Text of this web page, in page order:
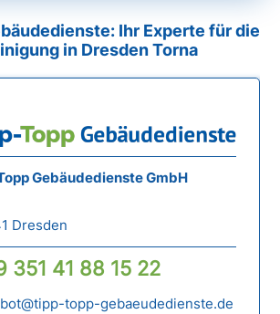
Ihr Experte für die
in Dresden Torna
Gebäudedienste GmbH
Dresden
351 41 88 15 22
topp-gebaeudedienste.de